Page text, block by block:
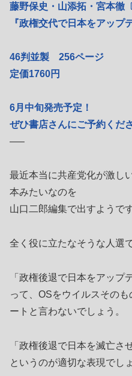
藤野保史・山添拓・宮本徹〔
『政権交代で日本をアップ
46判並製 256ページ
定価1760円
6月中旬発売予定！
ぜひ書店さんにご予約くださ
—–
最近本当に共産党化が激し
本みたいなのを
山口二郎編集で出すようです
全く役に立たなそうな人選
「政権後退で日本をアップ
って、OSをウイルスその
ートと言わないでしょう。
「政権後退で日本を滅亡さ
というのが適切な表現でし